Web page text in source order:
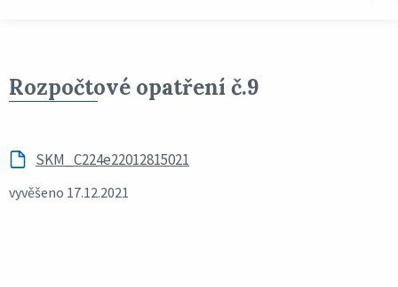
Rozpočtové opatření č.9
SKM_C224e22012815021
vyvěšeno 17.12.2021